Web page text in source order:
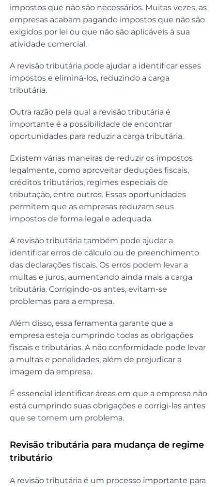
impostos que não são necessários. Muitas vezes, as
empresas acabam pagando impostos que não são
exigidos por lei ou que não são aplicáveis ​​à sua
atividade comercial.
A revisão tributária pode ajudar a identificar esses
impostos e eliminá-los, reduzindo a carga
tributária.
Outra razão pela qual a revisão tributária é
importante é a possibilidade de encontrar
oportunidades para reduzir a carga tributária.
Existem várias maneiras de reduzir os impostos
legalmente, como aproveitar deduções fiscais,
créditos tributários, regimes especiais de
tributação, entre outros. Essas oportunidades
permitem que as empresas reduzam seus
impostos de forma legal e adequada.
A revisão tributária também pode ajudar a
identificar erros de cálculo ou de preenchimento
das declarações fiscais. Os erros podem levar a
multas e juros, aumentando ainda mais a carga
tributária. Corrigindo-os antes, evitam-se
problemas para a empresa.
Além disso, essa ferramenta garante que a
empresa esteja cumprindo todas as obrigações
fiscais e tributárias. A não conformidade pode levar
a multas e penalidades, além de prejudicar a
imagem da empresa.
É essencial identificar áreas em que a empresa não
está cumprindo suas obrigações e corrigi-las antes
que se tornem um problema.
Revisão tributária para mudança de regime
tributário
A revisão tributária é um processo importante para